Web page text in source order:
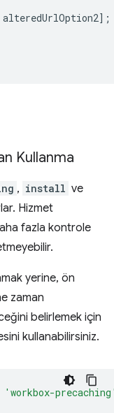
alteredUrlOption2];
Kullanma
, install ve
Hizmet
fazla kontrole
yerine, ön
zaman
belirlemek için
kullanabilirsiniz.
'workbox-